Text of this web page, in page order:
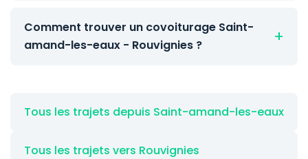
Comment trouver un covoiturage Saint-
amand-les-eaux - Rouvignies ?
Tous les trajets depuis Saint-amand-les-eaux
Tous les trajets vers Rouvignies